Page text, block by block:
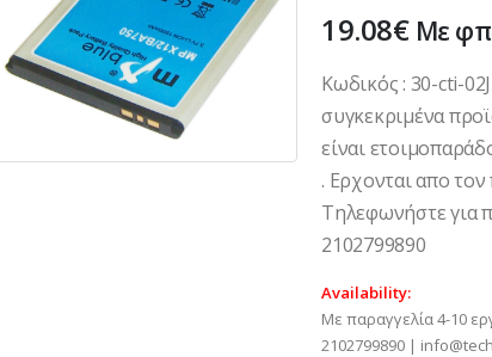
19.08€ Με
Κωδικός : 30-cti-
συγκεκριμένα
είναι
. Ερχονται απο
Τηλεφωνήστε για
2102799890
Availability:
Με παραγγελία 4-10
2102799890 |